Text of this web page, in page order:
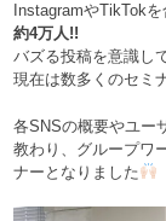
InstagramやTikTok
約4万人!!
バズる投稿を意識し
現在は数多くのセミ
各SNSの概要やユー
教わり、グループワ
ナーとなりました